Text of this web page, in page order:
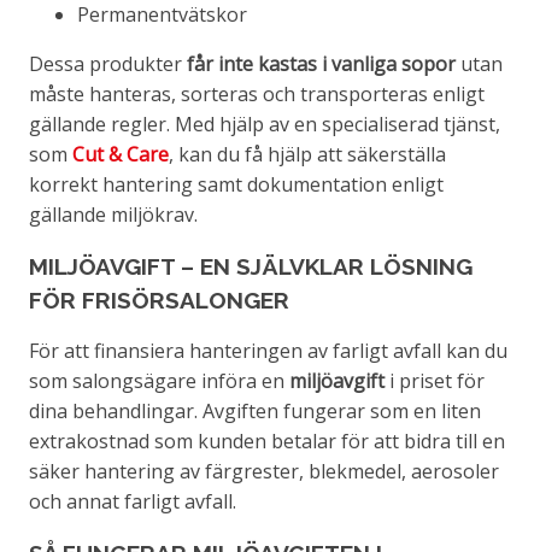
Permanentvätskor
Dessa produkterfår inte kastas i vanliga soporutan
måste hanteras, sorteras och transporteras enligt
gällande regler. Med hjälp av en specialiserad tjänst,
som Cut & Care, kan du få hjälp att säkerställa
korrekt hantering samt dokumentation enligt
gällande miljökrav.
MILJÖAVGIFT – EN SJÄLVKLAR LÖSNING
FÖR FRISÖRSALONGER
För att finansiera hanteringen av farligt avfall kan du
som salongsägare införa en miljöavgifti priset för
dina behandlingar. Avgiften fungerar som en liten
extrakostnad som kunden betalar för att bidra till en
säker hantering av färgrester, blekmedel, aerosoler
och annat farligt avfall.